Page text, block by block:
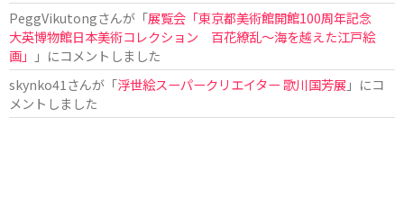
PeggVikutongさんが「展覧会「東京都美術館開館100周年記念
大英博物館日本美術コレクション 百花繚乱〜海を越えた江戸絵
画」
」にコメントしました
skynko41さんが「浮世絵スーパークリエイター 歌川国芳展 」にコ
メントしました